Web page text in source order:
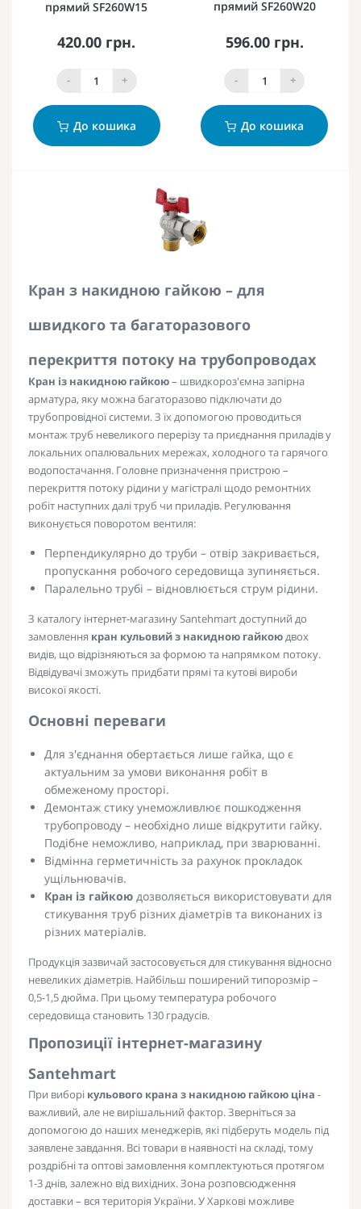
прямий SF260W15
420.00 грн.
- +
До кошика
прямий SF260W20
596.00 грн.
- +
До кошика
Кран з накидною гайкою – для
швидкого та багаторазового
перекриття потоку на трубопроводах
Кран із накидною гайкою– швидкороз'ємна запірна
арматура, яку можна багаторазово підключати до
трубопровідної системи. З їх допомогою проводиться
монтаж труб невеликого перерізу та приєднання приладів у
локальних опалювальних мережах, холодного та гарячого
водопостачання. Головне призначення пристрою –
перекриття потоку рідини у магістралі щодо ремонтних
робіт наступних далі труб чи приладів. Регулювання
виконується поворотом вентиля:
Перпендикулярно до труби – отвір закривається,
пропускання робочого середовища зупиняється.
Паралельно трубі – відновлюється струм рідини.
З каталогу інтернет-магазину Santehmart доступний до
замовлення кран кульовий з накидною гайкоюдвох
видів, що відрізняються за формою та напрямком потоку.
Відвідувачі зможуть придбати прямі та кутові вироби
високої якості.
Основні переваги
Для з'єднання обертається лише гайка, що є
актуальним за умови виконання робіт в
обмеженому просторі.
Демонтаж стику унеможливлює пошкодження
трубопроводу – необхідно лише відкрутити гайку.
Подібне неможливо, наприклад, при зварюванні.
Відмінна герметичність за рахунок прокладок
ущільнювачів.
Кран із гайкою дозволяється використовувати для
стикування труб різних діаметрів та виконаних із
різних матеріалів.
Продукція зазвичай застосовується для стикування відносно
невеликих діаметрів. Найбільш поширений типорозмір –
0,5-1,5 дюйма. При цьому температура робочого
середовища становить 130 градусів.
Пропозиції інтернет-магазину
Santehmart
При виборі кульового крана з накидною гайкою ціна -
важливий, але не вирішальний фактор. Зверніться за
допомогою до наших менеджерів, які підберуть модель під
заявлене завдання. Всі товари в наявності на складі, тому
роздрібні та оптові замовлення комплектуються протягом
1-3 днів, залежно від вихідних. Зона розповсюдження
доставки – вся територія України. У Харкові можливе